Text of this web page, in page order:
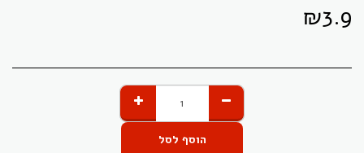
₪3.9
הוסף לסל